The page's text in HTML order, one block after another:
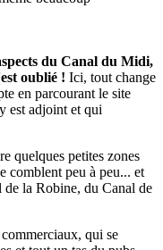
du Canal du Midi,
oublié ! Ici, tout change
en parcourant le site
est adjoint et qui
quelques petites zones
comblent peu à peu... et
de la Robine, du Canal de
qui se